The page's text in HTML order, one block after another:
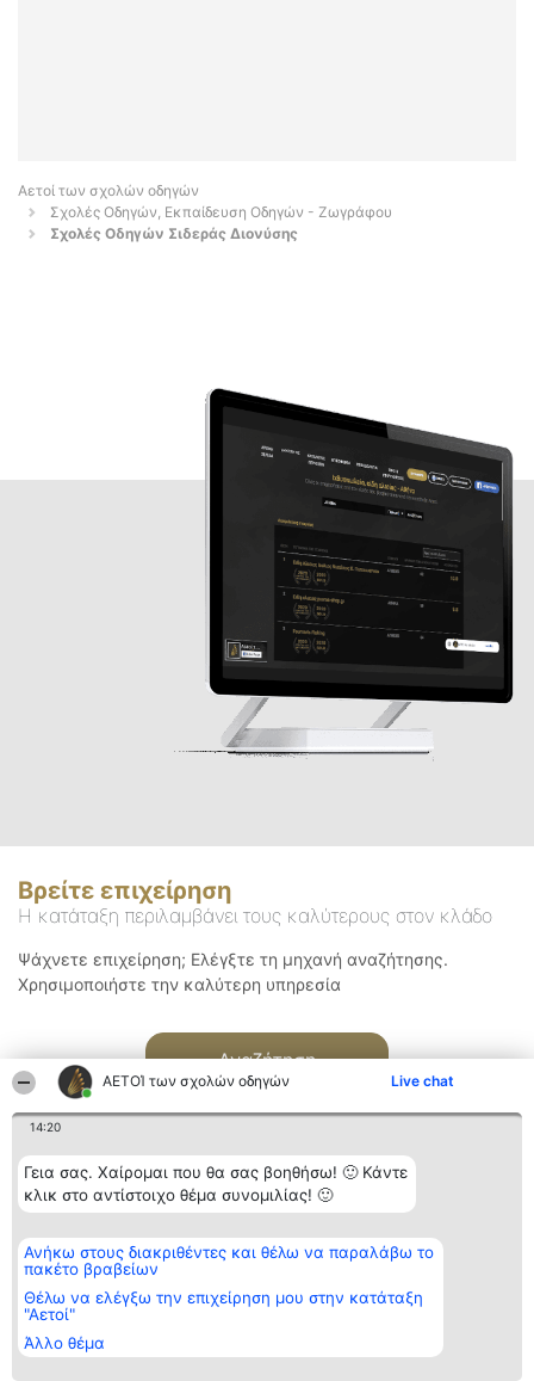
ΑΕΤΟΊ των σχολών οδηγών Live chat
14:20
Γεια σας. Χαίρομαι που θα σας βοηθήσω! 🙂 Κάντε
κλικ στο αντίστοιχο θέμα συνομιλίας! 🙂
Ανήκω στους διακριθέντες και θέλω να παραλάβω το
πακέτο βραβείων
Θέλω να ελέγξω την επιχείρηση μου στην κατάταξη
"Αετοί"
Άλλο θέμα
Αετοί των σχολών οδηγών
Σχολές Οδηγών, Εκπαίδευση Οδηγών - Ζωγράφου
Σχολές Οδηγών Σιδεράς Διονύσης
Βρείτε επιχείρηση
Η κατάταξη περιλαμβάνει τους καλύτερους στον κλάδο
Ψάχνετε επιχείρηση; Ελέγξτε τη μηχανή αναζήτησης.
Χρησιμοποιήστε την καλύτερη υπηρεσία
Αναζήτηση
Διοργανωτής της
κατάταξης
BEAUTIFUL COMPANY
ΤΗΛ. ΕΠΙΚΟΙΝΩΝΙΑΣ:
2104128019
email:
aetoi@beautifulcompany.co
Κατάταξη
Διακριθέντες
των
διακριθέντων
προϋποθέσεις
Επικοινωνία
Επικοινωνία